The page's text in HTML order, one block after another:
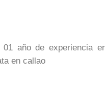
01 año de experiencia
en callao